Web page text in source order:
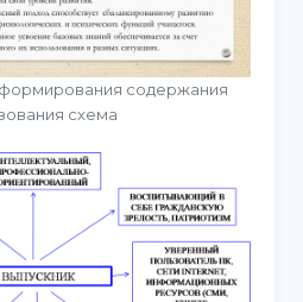
содержания
схема